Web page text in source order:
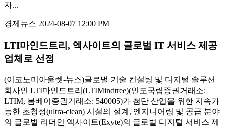
자...
경제뉴스 2024-08-07 12:00 PM
LTI마인드트리, 엑사이트의 글로벌 IT 서비스 제공
업체로 선정
(이코노미아울렛-뉴스)글로벌 기술 컨설팅 및 디지털 솔루션
회사인 LTI마인드트리(LTIMindtree)(인도국립증권거래소:
LTIM, 봄베이증권거래소: 540005)가 첨단 산업을 위한 지속가
능한 초청정(ultra-clean) 시설의 설계, 엔지니어링 및 공급 분야
의 글로벌 리더인 엑사이트(Exyte)의 글로벌 디지털 서비스 제